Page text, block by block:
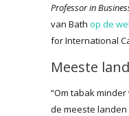
Professor in
van Bath op de
for International
Meeste
“Om tabak
de meeste